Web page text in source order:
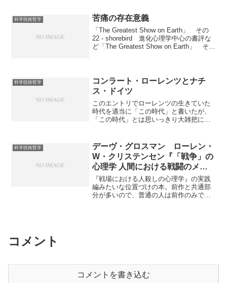
うテロップが脳内を流れっぱなしであっ
た。めちゃめちゃ面白い。 強毒性のイ
ンフルエンザが発生した。折しも世界は
第一次世界大戦のまっただ中。冷たい雨
の中を行軍し、狭い船に詰め込まれて移
らするとまったく効果のないワクチンし
かなかった時代。マスクの着用を徹底す
ることで一度は押さえ込んだサンフラン
シスコの取り組み。しかし、結局警戒心
が薄れて再度の流行を許す。みんなの予
防のために個人に些細な努力をさせるこ
れば、病院から誰も帰ってこないのを見
て...
科学技術哲学 苦痛の存在意義
「The Greatest Show on Earth」 その
22 - shorebird 進化心理学中心の書評な
ど「The Greatest Show on Earth」 その
た。 以前 苦悩、あるいは私たちがそ
う呼ぶところの脳神経の働きなどはパン
ダの親指同様に、そしてもちろんその他
のありとあらゆるものと同様に、単に進
化の産物のひとつにすぎず、（バート・
D. アーマン『破綻した神キリスト』 神は
ある。この話は当分できる目処が立たな
いし、興味があった人は読んでおいてほ
しい。そこ以外の部分も面白いけど。
*1："The Greatest Show on Earth"は原
題。おまけ 痛みつなが...
科学技術哲学
コンラート・ローレンツとナチ
ス・ドイツ
このエントリでローレンツの生きていた
時代を適当に「この時代」と書いたが、
「この時代」とは思いっきり大雑把に言
び技術の成果はほとんど専らアーリア人
種が創造したものである。アーリア人種
は人類のプロメテウスであって、その輝
く額からいかなる時代にも常に天才の精
神的な火花が飛び出し、神秘の夜を明る
くし、人類をこの地上の生物の支配者と
する道を上らせた。アーリア人種に最も
激しい対照をなすものがユダヤ人であ
紀で引用されたので比較的よく知られた
部分だと思うが、ローレンツが使ってい
科学技術哲学
デーヴ・グロスマン ローレン・
W・クリステンセン『「戦争」の
心理学 人間における戦闘のメカ
ニズム』
『戦場における人殺しの心理学』の実践
編みたいな位置づけの本。前作と共通部
分が多いので、普通の人は前作のみで十
る条件付けがいかに重要かということが
コメント
コメントを書き込む